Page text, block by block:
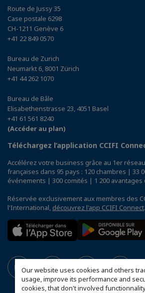
Our website uses cookies and others
usage, improve its performance and
cookies, that don't involved
Route de Jussy 35
Case postale 6298
CH-1211 Genève 6
+41 22 849 0570
Bureau de Zurich
Neumarkt 6, 8001 Zürich
+41 44 262 1070
Bureau de Bâle
Elisabethenstrasse 23, 4051 Basel
+41 61 561 8240
(Accéder au plan)
Téléchargez l’application CCIFI
Accélérez votre business grâce au 1er
françaises dans 95 pays : 120 chambres | 33
événements | 300 comités | 1 200 avantages
Réservée exclusivement aux membres des
l'International, découvrez l'app CCIFI Connect.